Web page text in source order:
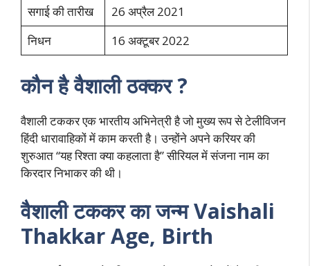
सगाई की तारीख
26 अप्रैल 2021
निधन
16 अक्टूबर 2022
कौन है वैशाली ठक्कर ?
वैशाली टककर एक भारतीय अभिनेत्री है जो मुख्य रूप से टेलीविजन
हिंदी धारावाहिकों में काम करती है। उन्होंने अपने करियर की
शुरुआत “यह रिश्ता क्या कहलाता है” सीरियल में संजना नाम का
किरदार निभाकर की थी।
वैशाली टककर का जन्म Vaishali
Thakkar Age, Birth